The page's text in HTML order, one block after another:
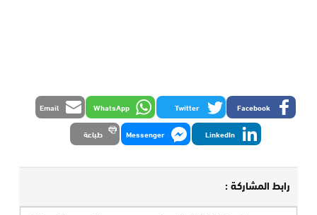
Facebook
Twitter
WhatsApp
Email
LinkedIn
Messenger طباعة
رابط المشاركة :